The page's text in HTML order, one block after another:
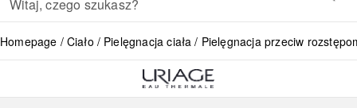
Homepage Ciało Pielęgnacja ciała Pielęgnacja przeciw